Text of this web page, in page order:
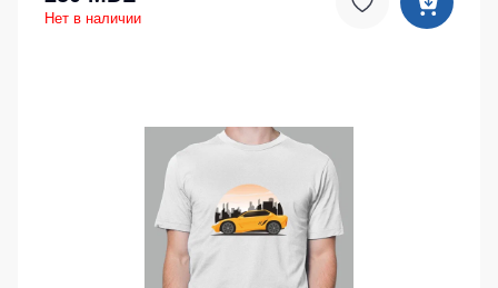
Нет в наличии